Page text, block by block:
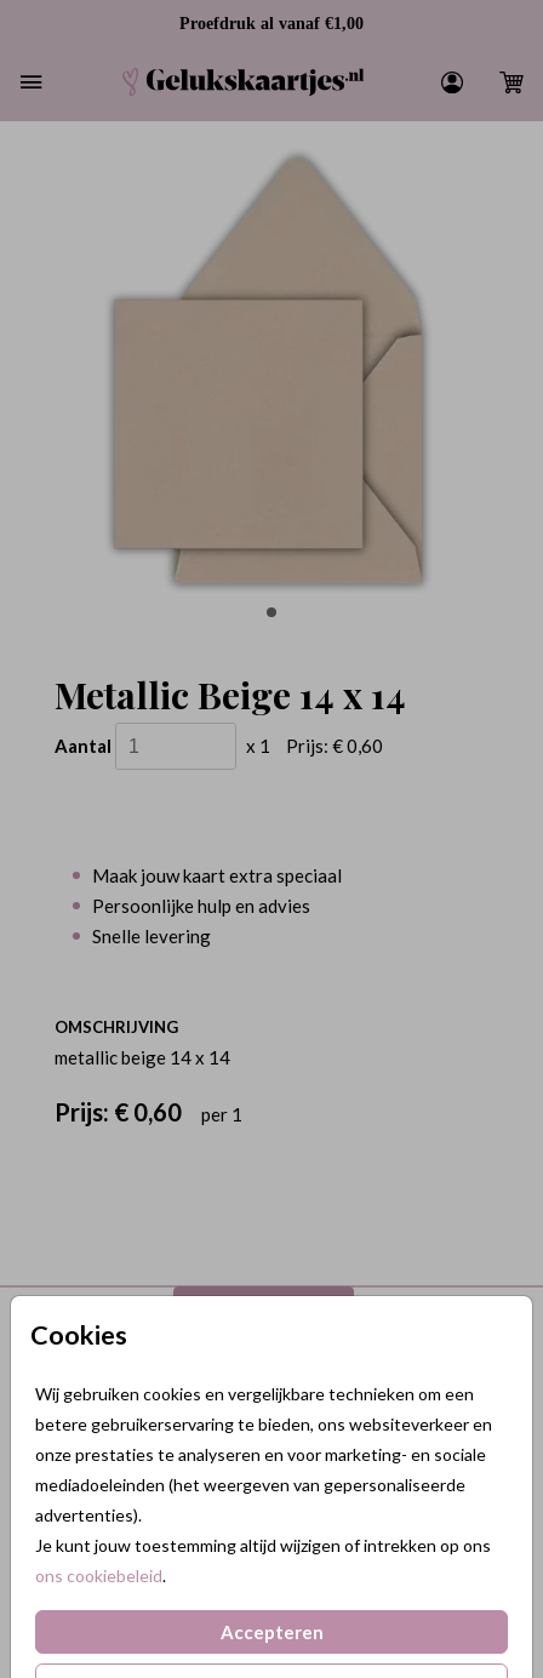
Proefdruk al vanaf €1,00
Cookies
Wij gebruiken cookies en vergelijkbare technieken om een
betere gebruikerservaring te bieden, ons websiteverkeer en
onze prestaties te analyseren en voor marketing- en sociale
mediadoeleinden (het weergeven van gepersonaliseerde
advertenties).
Je kunt jouw toestemming altijd wijzigen of intrekken op ons
ons cookiebeleid.
Accepteren
Metallic Beige 14 x 14
Aantal x 1 Prijs: € 0,60
Maak jouw kaart extra speciaal
Persoonlijke hulp en advies
Snelle levering
OMSCHRIJVING
metallic beige 14 x 14
Prijs: € 0,60 per 1
GeluksKaartjes.nl
Nikkelweg 45
2401MM Alphen a/d Rijn
Nederland
KVK: 84438665
BTW: NL863211185B01
088 3232 088
info@gelukskaartjes.nl